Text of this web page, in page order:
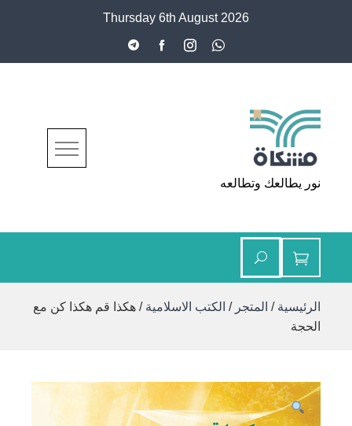
Thursday 6th August 2026
مشكاة
نور يطالعك وتطالعه
الرئيسية / المتجر / الكتب الاسلامية / هكذا قم هكذا كن مع
الحجة